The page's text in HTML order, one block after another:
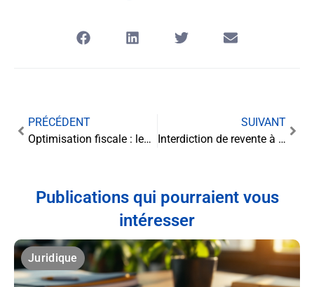
PRÉCÉDENT
Optimisation fiscale : les règles de déduction des intérêts d’emprunts auprès d’entreprises liées
SUIVANT
Interdiction de revente à perte : Nouvel éclairage de la CEPC sur les articles défectueux
Publications qui pourraient vous
intéresser
Juridique